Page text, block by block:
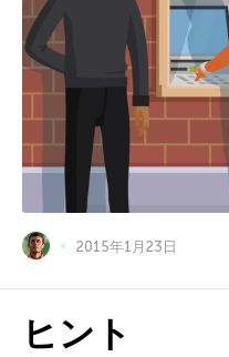
2015年1月23日
ヒント